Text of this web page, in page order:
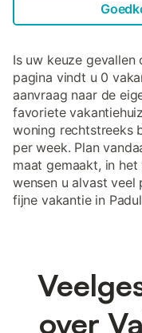
Is uw keuze gevallen
pagina vindt u 0
aanvraag naar de
favoriete
woning rechtstreeks
per week. Plan
maat gemaakt, in
wensen u alvast veel
fijne vakantie in
over